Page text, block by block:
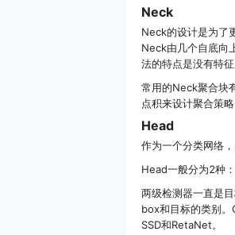
Neck
Neck的设计是为了
Neck由几个自底向
法的特点是没有特
常用的Neck聚合块
点积来设计聚合策
Head
作为一个分类网络
Head一般分为2种
两级检测器一直是
box和目标的类别
SSD和RetaNet。